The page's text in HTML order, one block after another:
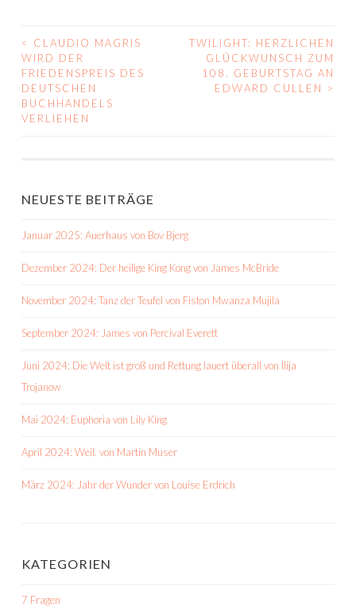
BEITRAGS-
NAVIGATION
<
CLAUDIO MAGRIS
WIRD DER
FRIEDENSPREIS DES
DEUTSCHEN
BUCHHANDELS
VERLIEHEN
TWILIGHT: HERZLICHEN
GLÜCKWUNSCH ZUM
108. GEBURTSTAG AN
EDWARD CULLEN
>
NEUESTE BEITRÄGE
Januar 2025: Auerhaus von Bov Bjerg
Dezember 2024: Der heilige King Kong von James McBride
November 2024: Tanz der Teufel von Fiston Mwanza Mujila
September 2024: James von Percival Everett
Juni 2024: Die Welt ist groß und Rettung lauert überall von Ilija
Trojanow
Mai 2024: Euphoria von Lily King
April 2024: Weil. von Martin Muser
März 2024: Jahr der Wunder von Louise Erdrich
KATEGORIEN
7 Fragen